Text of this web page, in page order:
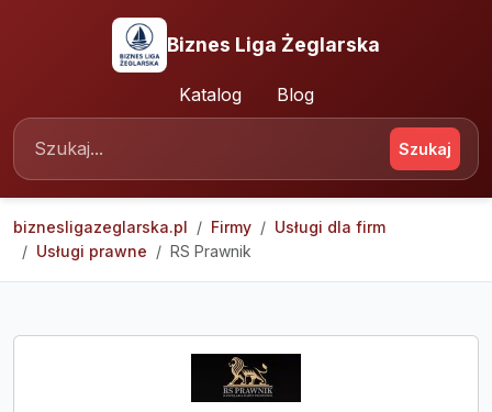
Biznes Liga Żeglarska
Katalog Blog
Szukaj
biznesligazeglarska.pl Firmy
Usługi dla firm
Usługi prawne
RS Prawnik